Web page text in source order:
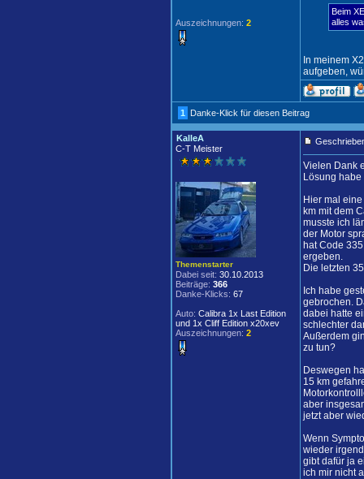
Auszeichnungen: 2
Beim
alles
In meinem
aufgeben,
1 Danke-Klick für diesen Beitrag
KalleA
C-T Meister
Themenstarter
Dabei seit: 30.10.2013
Beiträge: 366
Danke-Klicks: 67
Auto: Calibra 1x Last Edition
und 1x Cliff Edition x20xev
Auszeichnungen: 2
Vielen Dank
Lösung
Hier mal
km mit dem
musste ich
der Motor
hat Code
ergeben.
Die letzten
Ich habe
gebrochen.
dabei hatte
schlechter
Außerdem
zu tun?
Deswegen
15 km
aber
jetzt aber
Wenn
wieder
gibt dafür ja
ich mir nicht